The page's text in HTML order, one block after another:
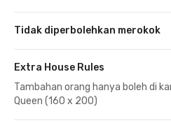
Tidak diperbolehkan merokok
Extra House Rules
Tambahan orang hanya boleh di
Queen (160 x 200)